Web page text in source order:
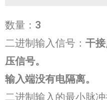
数量： 3
二进制输入信号： 干
压信号。
输入端没有电隔离。
二进制输入的最小脉冲